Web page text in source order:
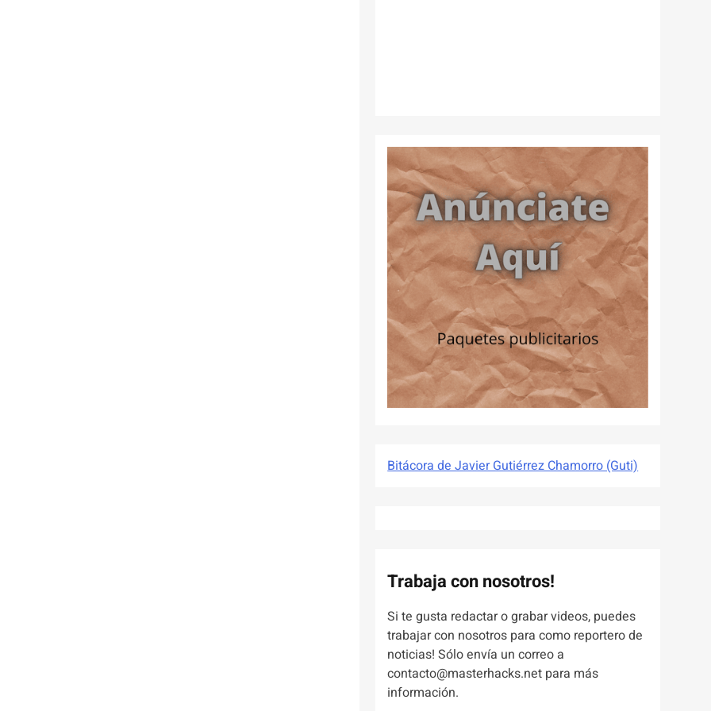
Bitácora de Javier Gutiérrez Chamorro (Guti)
Trabaja con nosotros!
Si te gusta redactar o grabar videos, puedes
trabajar con nosotros para como reportero de
noticias! Sólo envía un correo a
contacto@masterhacks.net para más
información.